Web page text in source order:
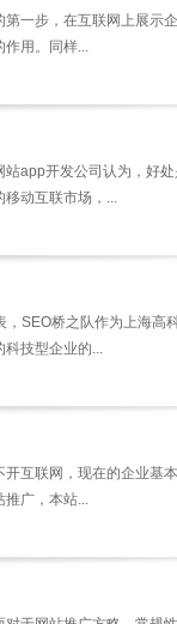
一步，在互联网上展示
作用。同样...
app开发公司认为，好
移动互联市场，...
SEO桥之队作为上海高
科技型企业的...
联网，现在的企业基本
推广，本站...